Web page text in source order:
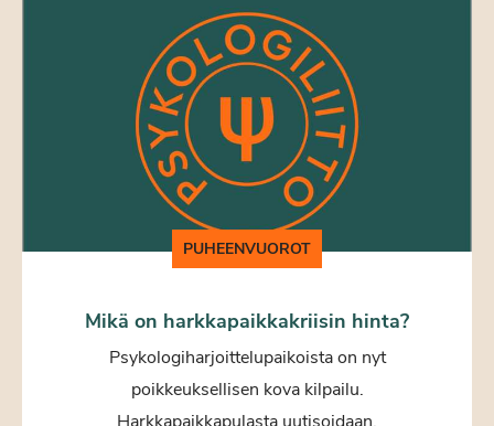
PUHEENVUOROT
Mikä on harkkapaikkakriisin hinta?
Psykologiharjoittelupaikoista on nyt
poikkeuksellisen kova kilpailu.
Harkkapaikkapulasta uutisoidaan,